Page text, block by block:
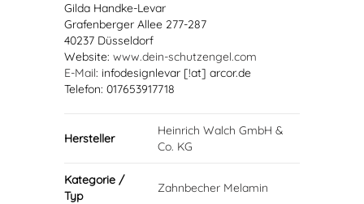
Gilda Handke-Levar
Grafenberger Allee 277-287
40237 Düsseldorf
Website: www.dein-schutzengel.com
E-Mail: infodesignlevar [!at] arcor.de
Telefon: 017653917718
Hersteller
Heinrich Walch GmbH &
Co. KG
Kategorie /
Typ
Zahnbecher Melamin